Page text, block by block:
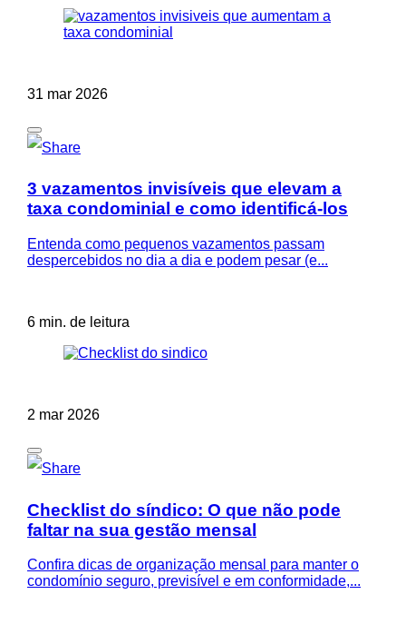
31 mar 2026
3 vazamentos invisíveis que elevam a
taxa condominial e como identificá-los
Entenda como pequenos vazamentos passam
despercebidos no dia a dia e podem pesar (e...
6 min. de leitura
2 mar 2026
Checklist do síndico: O que não pode
faltar na sua gestão mensal
Confira dicas de organização mensal para manter o
condomínio seguro, previsível e em conformidade,...